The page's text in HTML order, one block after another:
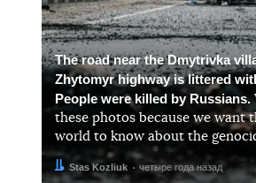
The road near the Dmytrivka
Zhytomyr highway is littered
People were killed by Russians.
these photos because we want
world to know about the
Автор:
Stas Kozliuk
Дата: четыре года назад